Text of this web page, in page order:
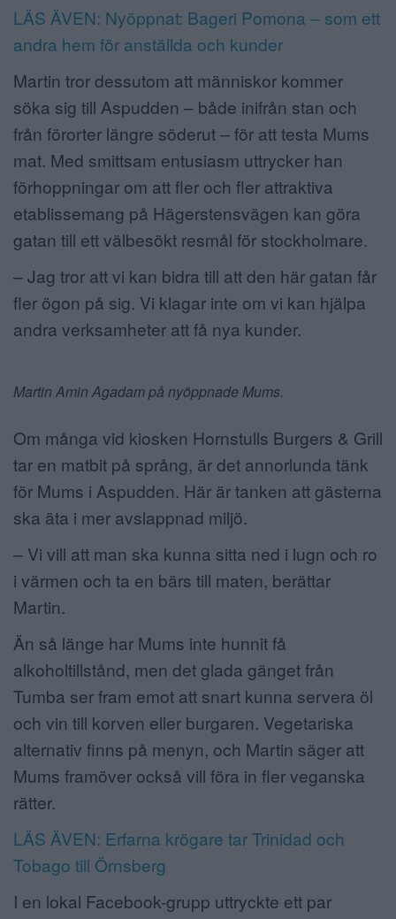
LÄS ÄVEN: Nyöppnat: Bageri Pomona – som ett
andra hem för anställda och kunder
Martin tror dessutom att människor kommer
söka sig till Aspudden – både inifrån stan och
från förorter längre söderut – för att testa Mums
mat. Med smittsam entusiasm uttrycker han
förhoppningar om att fler och fler attraktiva
etablissemang på Hägerstensvägen kan göra
gatan till ett välbesökt resmål för stockholmare.
– Jag tror att vi kan bidra till att den här gatan får
fler ögon på sig. Vi klagar inte om vi kan hjälpa
andra verksamheter att få nya kunder.
Martin Amin Agadam på nyöppnade Mums.
Om många vid kiosken Hornstulls Burgers & Grill
tar en matbit på språng, är det annorlunda tänk
för Mums i Aspudden. Här är tanken att gästerna
ska äta i mer avslappnad miljö.
– Vi vill att man ska kunna sitta ned i lugn och ro
i värmen och ta en bärs till maten, berättar
Martin.
Än så länge har Mums inte hunnit få
alkoholtillstånd, men det glada gänget från
Tumba ser fram emot att snart kunna servera öl
och vin till korven eller burgaren. Vegetariska
alternativ finns på menyn, och Martin säger att
Mums framöver också vill föra in fler veganska
rätter.
LÄS ÄVEN: Erfarna krögare tar Trinidad och
Tobago till Örnsberg
I en lokal Facebook-grupp uttryckte ett par